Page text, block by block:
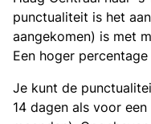
punctualiteit is het
aangekomen) is met
Een hoger
Je kunt de
14 dagen als voor